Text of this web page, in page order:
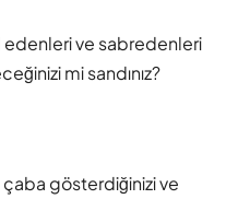
edenleri ve sabredenleri
mi sandınız?
gösterdiğinizi ve